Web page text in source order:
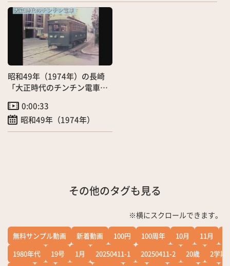
昭和49年（1974年）の長崎
「大正時代のチンチン電車」
0:00:33
昭和49年（1974年）
その他のタグも見る
※横にスクロールできます。
無料サンプル動画 新着動画 100円 100周年 10月 11月
1980年代
19号 1月 20250411-1 20250411-2 20歳
2学期